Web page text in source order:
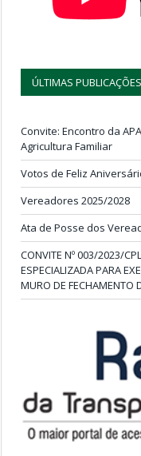
ÚLTIMAS PUBLICAÇÕES
Convite: Encontro da
Agricultura Familiar
Votos de Feliz
Vereadores 2025/2028
Ata de Posse dos
CONVITE Nº 003/2023/
ESPECIALIZADA PARA
MURO DE FECHAMENTO